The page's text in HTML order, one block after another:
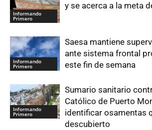
Informando
Primero
y se acerca a la meta
Informando
Primero
Saesa mantiene
ante sistema frontal
este fin de semana
Informando
Primero
Sumario sanitario
Católico de Puerto
identificar osamentas
descubierto